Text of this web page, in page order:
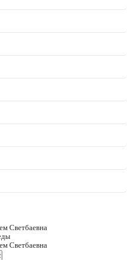
Светбаевна
Светбаевна